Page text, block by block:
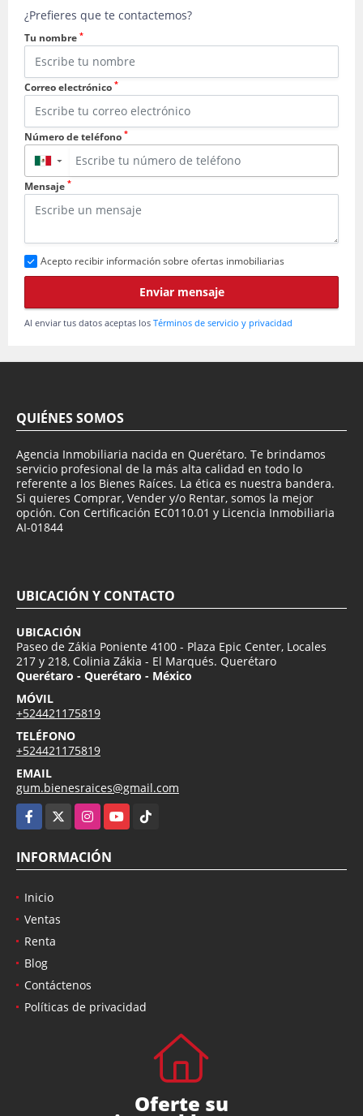
¿Prefieres que te contactemos?
Tu nombre *
Correo electrónico *
Número de teléfono *
▼
Mensaje *
Acepto recibir información sobre ofertas inmobiliarias
Enviar mensaje
Al enviar tus datos aceptas los Términos de servicio y privacidad
QUIÉNES SOMOS
Agencia Inmobiliaria nacida en Querétaro. Te brindamos
servicio profesional de la más alta calidad en todo lo
referente a los Bienes Raíces. La ética es nuestra bandera.
Si quieres Comprar, Vender y/o Rentar, somos la mejor
opción. Con Certificación EC0110.01 y Licencia Inmobiliaria
AI-01844
UBICACIÓN Y CONTACTO
UBICACIÓN
Paseo de Zákia Poniente 4100 - Plaza Epic Center, Locales
217 y 218, Colinia Zákia - El Marqués. Querétaro
Querétaro - Querétaro - México
MÓVIL
+524421175819
TELÉFONO
+524421175819
EMAIL
gum.bienesraices@gmail.com
Facebook
InstagramYouTubeTikTok
INFORMACIÓN
Inicio
Ventas
Renta
Blog
Contáctenos
Políticas de privacidad
Oferte su